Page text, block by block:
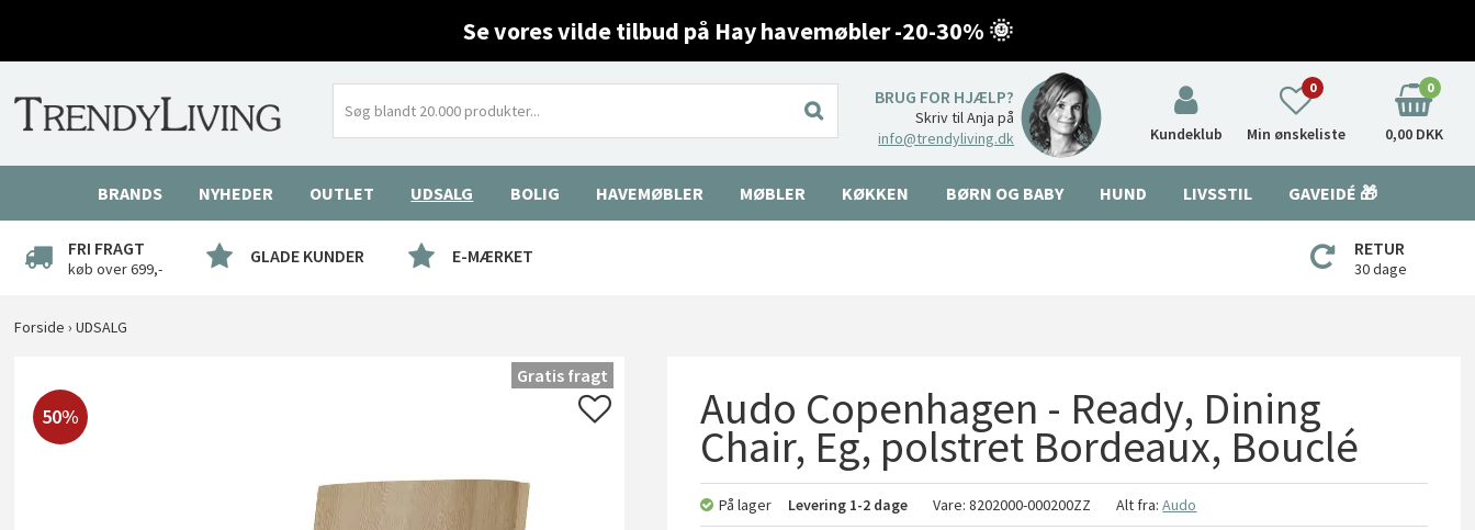
Se vores vilde tilbud på Hay havemøbler -20-30% 🌞
BRUG FOR HJÆLP?
Skriv til Anja på
info@trendyliving.dk
Kundeklub Min ønskeliste
0 0
0,00 DKK
BRANDS NYHEDER OUTLET UDSALG BOLIG HAVEMØBLER MØBLER KØKKEN BØRN OG BABY HUND LIVSSTIL GAVEIDÉ 🎁
FRI FRAGT
køb over 699,-
GLADE KUNDER E-MÆRKET RETUR
30 dage
Forside ›UDSALG
50%
Gratis fragt
Audo Copenhagen - Ready, Dining
Chair, Eg, polstret Bordeaux, Bouclé
På lager Levering 1-2 dage Vare:8202000-000200ZZ Alt fra:Audo